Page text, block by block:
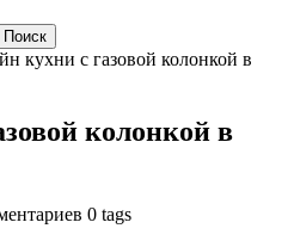
Поиск
кухни с газовой колонкой в
колонкой в
0 tags